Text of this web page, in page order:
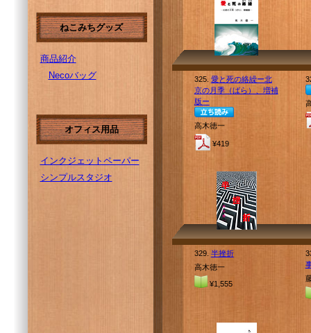
ねこみちグッズ
商品紹介
Necoバッグ
オフィス用品
インクジェットペーパー
シンプルスタジオ
325. 愛と死の絡繰ー北
京の月季（ばら）、増補
版ー
高木徳一
¥419
329. 半挫折
高木徳一
¥1,555